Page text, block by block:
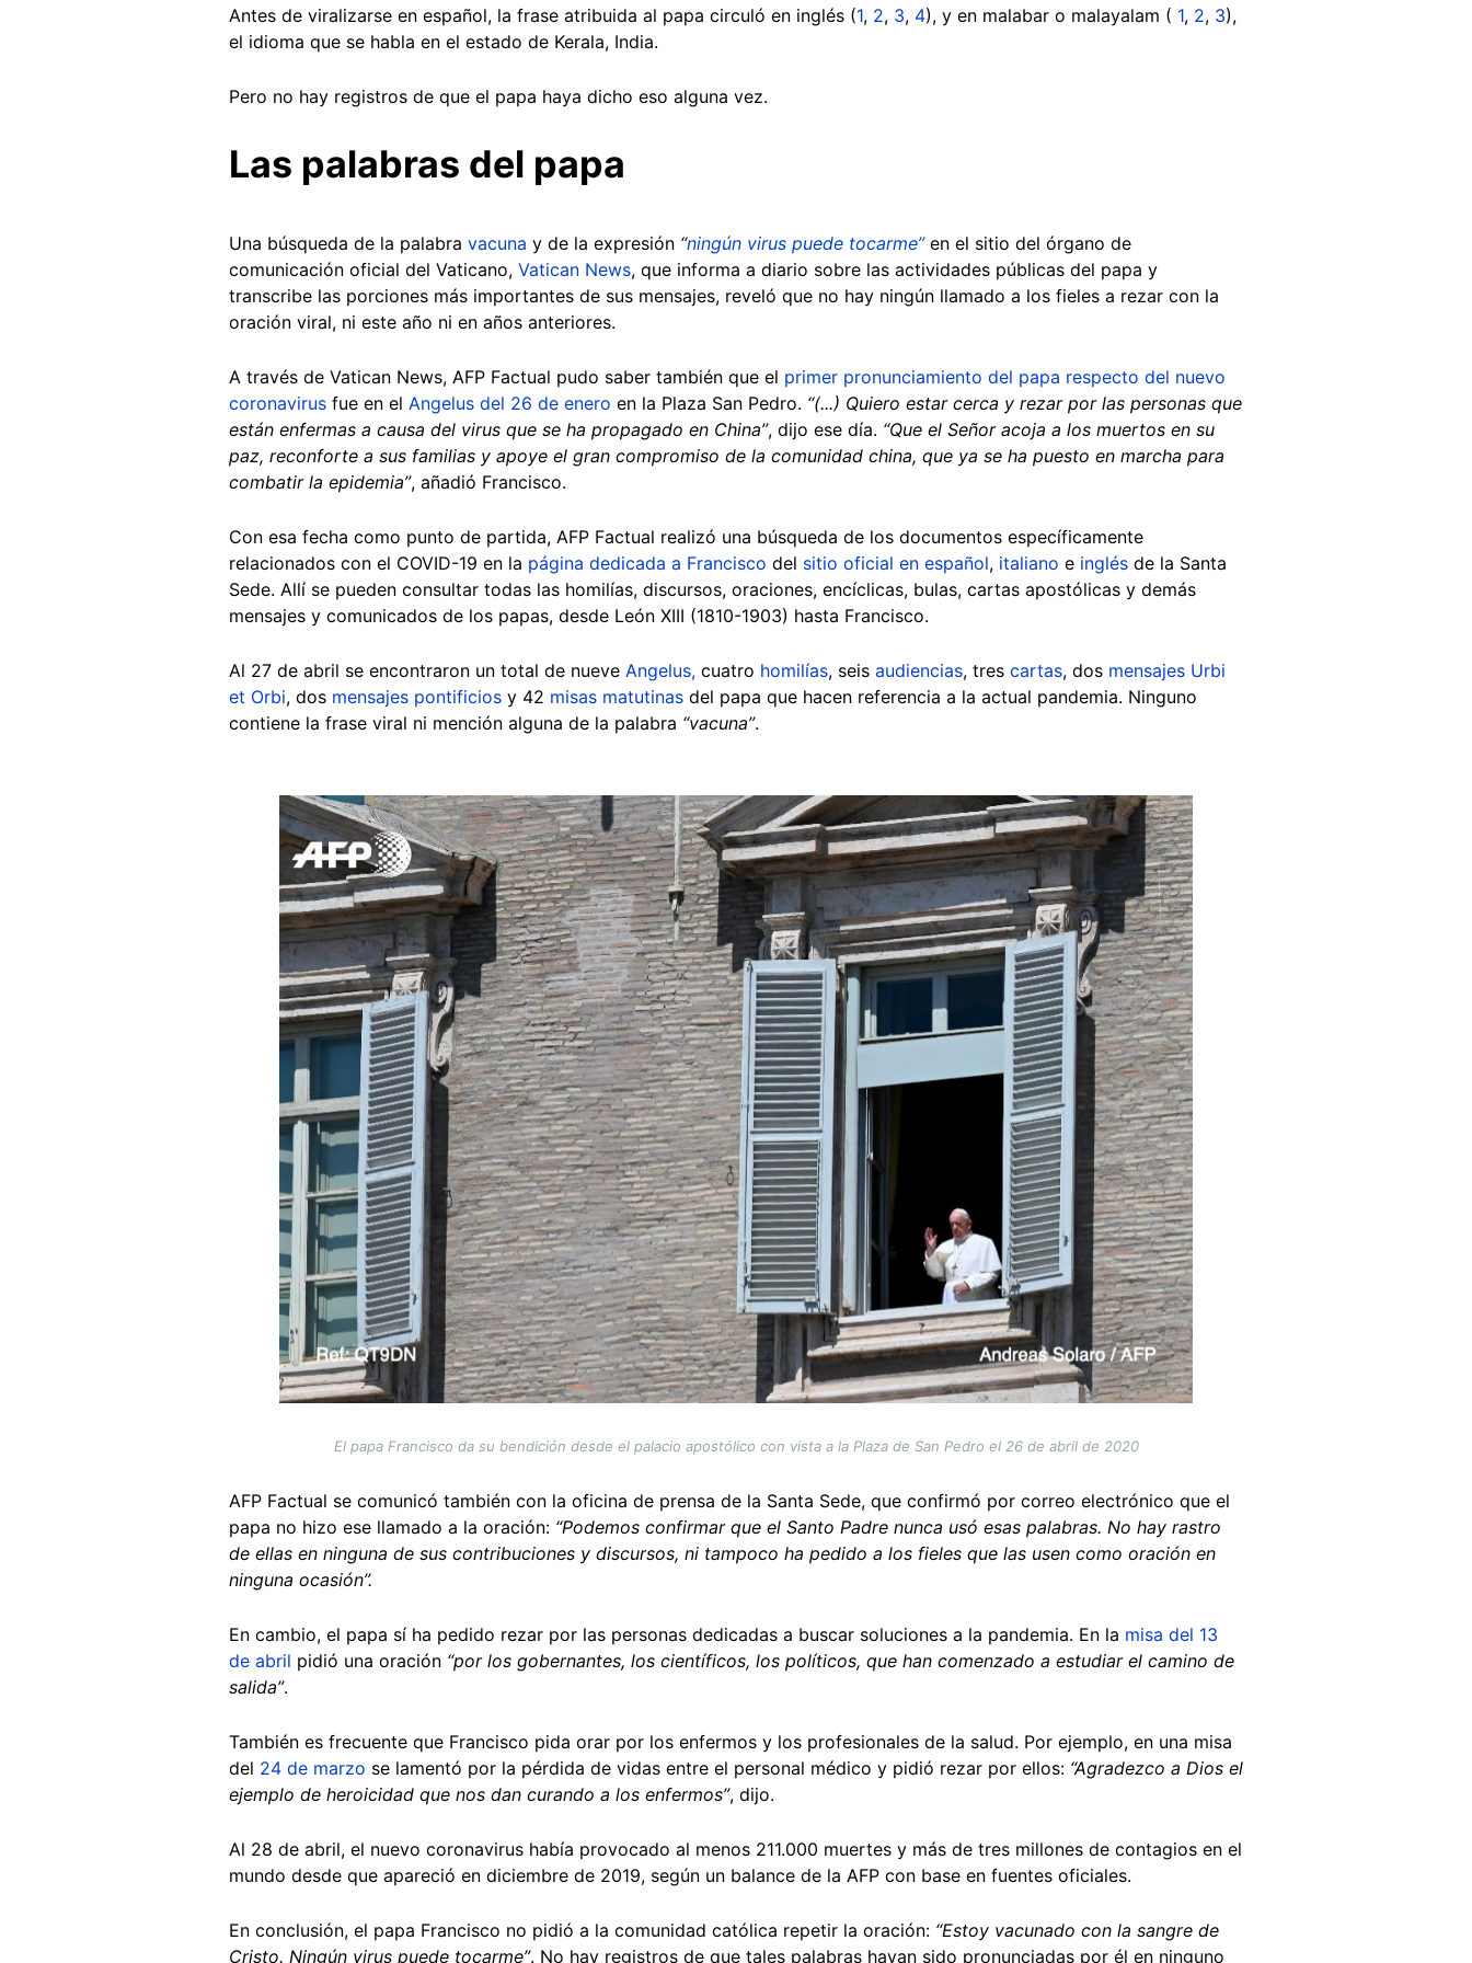
Antes de viralizarse en español, la frase atribuida al papa circuló en inglés (1, 2, 3, 4), y en malabar o malayalam ( 1, 2, 3),
el idioma que se habla en el estado de Kerala, India.
Pero no hay registros de que el papa haya dicho eso alguna vez.
Las palabras del papa
Una búsqueda de la palabra vacuna y de la expresión “ningún virus puede tocarme” en el sitio del órgano de
comunicación oficial del Vaticano, Vatican News, que informa a diario sobre las actividades públicas del papa y
transcribe las porciones más importantes de sus mensajes, reveló que no hay ningún llamado a los fieles a rezar con la
oración viral, ni este año ni en años anteriores.
A través de Vatican News, AFP Factual pudo saber también que el primer pronunciamiento del papa respecto del nuevo
coronavirus fue en el Angelus del 26 de enero en la Plaza San Pedro. “(...) Quiero estar cerca y rezar por las personas que
están enfermas a causa del virus que se ha propagado en China”, dijo ese día. “Que el Señor acoja a los muertos en su
paz, reconforte a sus familias y apoye el gran compromiso de la comunidad china, que ya se ha puesto en marcha para
combatir la epidemia”, añadió Francisco.
Con esa fecha como punto de partida, AFP Factual realizó una búsqueda de los documentos específicamente
relacionados con el COVID-19 en la página dedicada a Francisco del sitio oficial en español, italiano e inglés de la Santa
Sede. Allí se pueden consultar todas las homilías, discursos, oraciones, encíclicas, bulas, cartas apostólicas y demás
mensajes y comunicados de los papas, desde León XIII (1810-1903) hasta Francisco.
Al 27 de abril se encontraron un total de nueve Angelus, cuatro homilías, seis audiencias, tres cartas, dos mensajes Urbi
et Orbi, dos mensajes pontificios y 42 misas matutinas del papa que hacen referencia a la actual pandemia. Ninguno
contiene la frase viral ni mención alguna de la palabra “vacuna”.
Image
El papa Francisco da su bendición desde el palacio apostólico con vista a la Plaza de San Pedro el 26 de abril de 2020
AFP Factual se comunicó también con la oficina de prensa de la Santa Sede, que confirmó por correo electrónico que el
papa no hizo ese llamado a la oración: “Podemos confirmar que el Santo Padre nunca usó esas palabras. No hay rastro
de ellas en ninguna de sus contribuciones y discursos, ni tampoco ha pedido a los fieles que las usen como oración en
ninguna ocasión”.
En cambio, el papa sí ha pedido rezar por las personas dedicadas a buscar soluciones a la pandemia. En la misa del 13
de abril pidió una oración “por los gobernantes, los científicos, los políticos, que han comenzado a estudiar el camino de
salida”.
También es frecuente que Francisco pida orar por los enfermos y los profesionales de la salud. Por ejemplo, en una misa
del 24 de marzo se lamentó por la pérdida de vidas entre el personal médico y pidió rezar por ellos: “Agradezco a Dios el
ejemplo de heroicidad que nos dan curando a los enfermos”, dijo.
Al 28 de abril, el nuevo coronavirus había provocado al menos 211.000 muertes y más de tres millones de contagios en el
mundo desde que apareció en diciembre de 2019, según un balance de la AFP con base en fuentes oficiales.
En conclusión, el papa Francisco no pidió a la comunidad católica repetir la oración: “Estoy vacunado con la sangre de
Cristo. Ningún virus puede tocarme”. No hay registros de que tales palabras hayan sido pronunciadas por él en ninguno